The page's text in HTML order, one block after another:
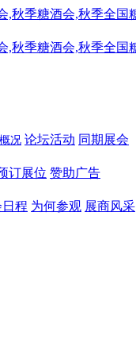
况 论坛活动 同期展会
订展位 赞助广告
日程 为何参观 展商风采